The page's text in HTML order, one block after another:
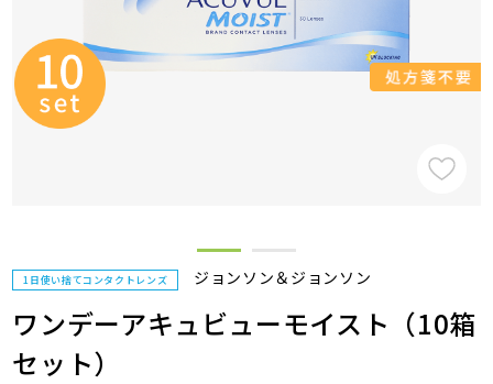
1日使い捨てコンタクトレンズ ジョンソン＆ジョンソン
ワンデーアキュビューモイスト（10箱
セット）